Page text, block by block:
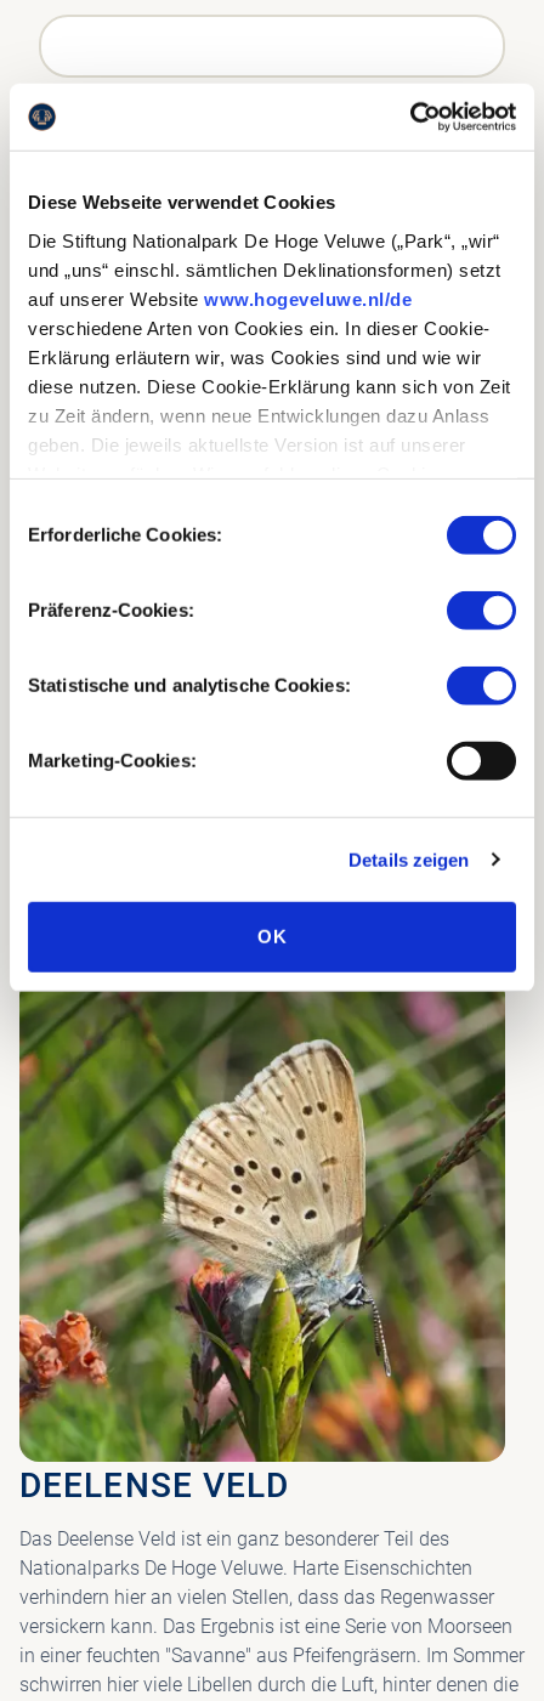
Diese Webseite verwendet Cookies
Die Stiftung Nationalpark De Hoge Veluwe („Park“, „wir“
und „uns“ einschl. sämtlichen Deklinationsformen) setzt
auf unserer Website www.hogeveluwe.nl/de
verschiedene Arten von Cookies ein. In dieser Cookie-
Erklärung erläutern wir, was Cookies sind und wie wir
diese nutzen. Diese Cookie-Erklärung kann sich von Zeit
zu Zeit ändern, wenn neue Entwicklungen dazu Anlass
geben. Die jeweils aktuellste Version ist auf unserer
über den neusten Stand informiert sind.
Erforderliche Cookies:
Präferenz-Cookies:
Statistische und analytische Cookies:
Marketing-Cookies:
Details zeigen
OK
EMAIL-ADRESSE(VERPLICHT)
TELEFONNUMMER(VERPLICHT)
DEELENSE VELD
Das Deelense Veld ist ein ganz besonderer Teil des
Nationalparks De Hoge Veluwe. Harte Eisenschichten
verhindern hier an vielen Stellen, dass das Regenwasser
versickern kann. Das Ergebnis ist eine Serie von Moorseen
in einer feuchten "Savanne" aus Pfeifengräsern. Im Sommer
schwirren hier viele Libellen durch die Luft, hinter denen die